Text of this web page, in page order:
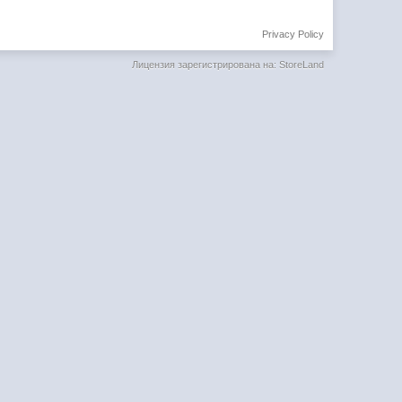
Privacy Policy
Лицензия зарегистрирована на: StoreLand